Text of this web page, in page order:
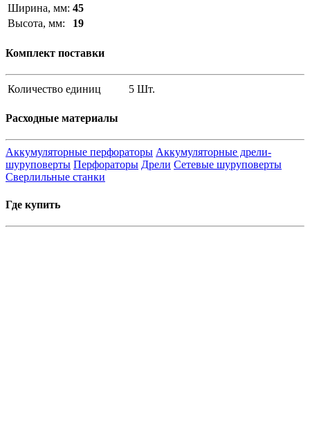
Ширина, мм: 45
Высота, мм:
19
Комплект поставки
Количество единиц 5 Шт.
Расходные материалы
Аккумуляторные перфораторы Аккумуляторные дрели-
шуруповерты Перфораторы Дрели Сетевые шуруповерты
Сверлильные станки
Где купить